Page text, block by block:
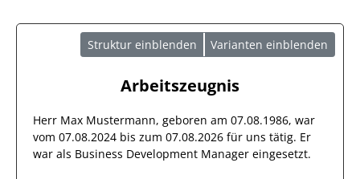
Struktur einblenden Varianten einblenden
Arbeitszeugnis
Herr Max Mustermann, geboren am 07.08.1986, war
vom 07.08.2024 bis zum 07.08.2026 für uns tätig. Er
war als Business Development Manager eingesetzt.